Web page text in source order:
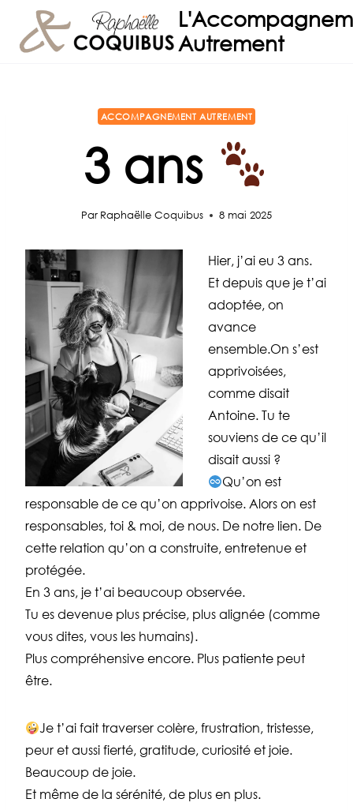
contenu
Autrement
ACCOMPAGNEMENT AUTREMENT
3 ans
Par Raphaëlle Coquibus 8 mai 2025
Hier, j’ai eu 3 ans.
Et depuis que je t’ai
adoptée, on
avance
ensemble.On s’est
apprivoisées,
comme disait
Antoine. Tu te
souviens de ce qu’il
disait aussi ?
Qu’on est
responsable de ce qu’on apprivoise. Alors on est
responsables, toi & moi, de nous. De notre lien. De
cette relation qu’on a construite, entretenue et
protégée.
En 3 ans, je t’ai beaucoup observée.
Tu es devenue plus précise, plus alignée (comme
vous dites, vous les humains).
Plus compréhensive encore. Plus patiente peut
être.
Je t’ai fait traverser colère, frustration, tristesse,
peur et aussi fierté, gratitude, curiosité et joie.
Beaucoup de joie.
Et même de la sérénité, de plus en plus.